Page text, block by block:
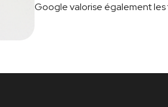
Google valorise également les